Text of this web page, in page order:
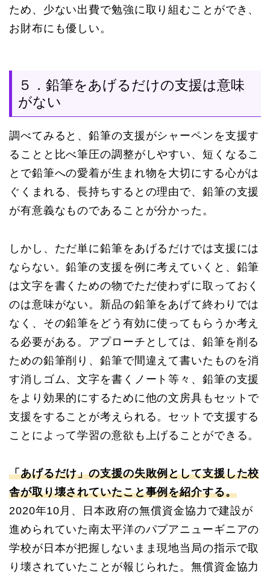
ため、少ない出費で勉強に取り組むことができ、
お財布にも優しい。
５．鉛筆をあげるだけの支援は意味
がない
調べてみると、鉛筆の支援がシャーペンを支援す
ることと比べ筆圧の調整がしやすい、短くなるこ
とで鉛筆への愛着が生まれ物を大切にする心がは
ぐくまれる、長持ちするとの理由で、鉛筆の支援
が有意義なものであることが分かった。
しかし、ただ単に鉛筆をあげるだけでは支援には
ならない。鉛筆の支援を例に考えていくと、鉛筆
は文字を書くための物でただ使わずに取っておく
のは意味がない。新品の鉛筆をあげて終わりでは
なく、その鉛筆をどう有効に使ってもらうか考え
る必要がある。アプローチとしては、鉛筆を削る
ための鉛筆削り、鉛筆で間違えて書いたものを消
す消しゴム、文字を書くノート等々、鉛筆の支援
をより効果的にするために他の文房具もセットで
支援をすることが考えられる。セットで支援する
ことによって学習の意欲も上げることができる。
「あげるだけ」の支援の失敗例として支援した校
舎が取り壊されていたこと事例を紹介する。
2020年10月、日本政府の無償資金協力で建設が
進められていた南太平洋のパプアニューギニアの
学校が日本が把握しないまま現地当局の指示で取
り壊されていたことが報じられた。無償資金協力